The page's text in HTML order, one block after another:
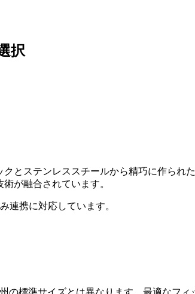
択
とステンレススチールから精巧に作られ
が融合されています。
連携に対応しています。
の標準サイズとは異なります。最適なフ